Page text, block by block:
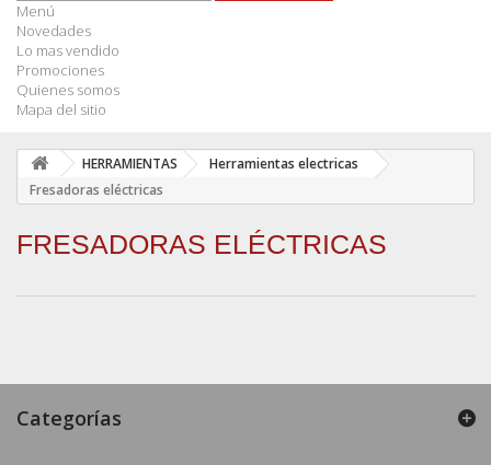
Menú
Novedades
Lo mas vendido
Promociones
Quienes somos
Mapa del sitio
HERRAMIENTAS
Herramientas electricas
Fresadoras eléctricas
FRESADORAS ELÉCTRICAS
Categorías